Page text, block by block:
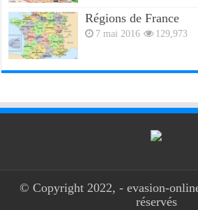
Régions de France
7 mai 2016 129,973
© Copyright 2022, - evasion-
réservés